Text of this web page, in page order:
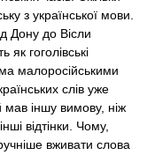
з української мови.
Дону до Вісли
як гоголівські
малоросійськими
слів уже
мав іншу вимову, ніж
відтінки. Чому,
вживати слова